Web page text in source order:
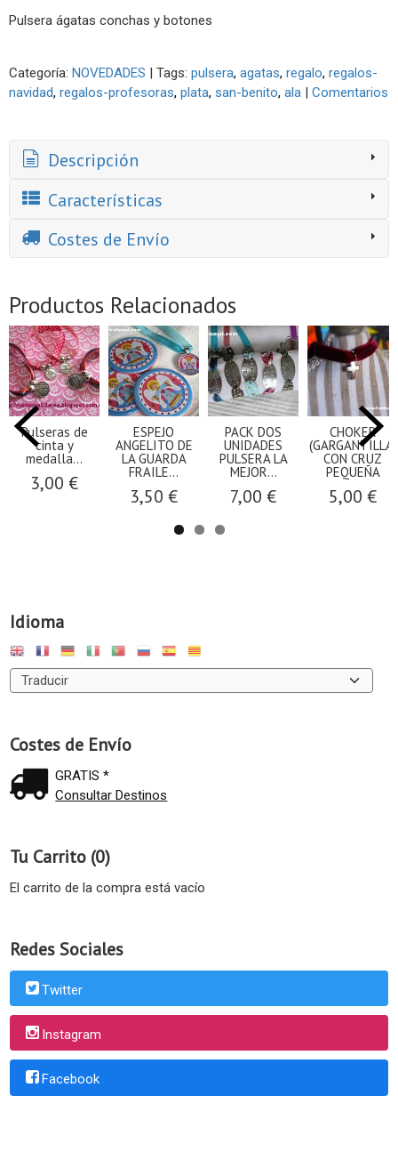
Idioma
Costes de Envío
GRATIS *
Consultar Destinos
Tu Carrito (0)
El carrito de la compra está vacío
Redes Sociales
Twitter
Instagram
Facebook
Pulsera ágatas conchas y botones
Categoría: NOVEDADES | Tags: pulsera agatas regalo regalos-
navidad regalos-profesoras plata san-benito ala | Comentarios
Descripción
Características
Costes de Envío
Productos Relacionados
Pulseras de
cinta y
medalla...
3,00 €
ESPEJO
ANGELITO DE
LA GUARDA
FRAILE...
3,50 €
PACK DOS
UNIDADES
PULSERA LA
MEJOR...
7,00 €
CHOKER
(GARGANTILLA)
CON CRUZ
PEQUEÑA
5,00 €